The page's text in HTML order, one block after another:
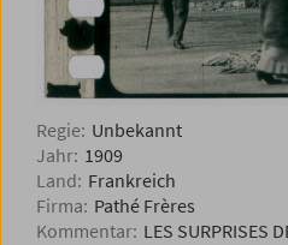
Regie: Unbekannt
Jahr: 1909
Land: Frankreich
Firma: Pathé Frères
Kommentar: LES SURPRISES